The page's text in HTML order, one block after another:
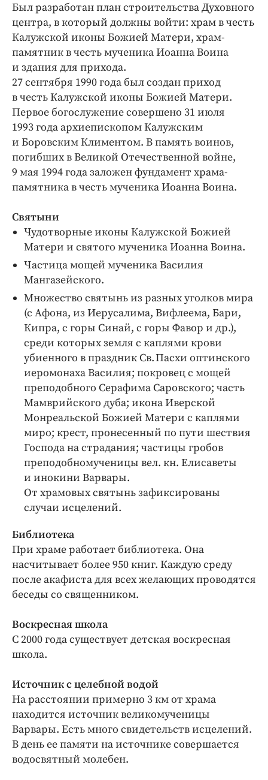
Издания
Медиаперсона
Интересное чтиво
Клиника года
Бренд года
Работодатель года
Был разработан план строительства Духовного
центра, в который должны войти: храм в честь
Калужской иконы Божией Матери, храм-
памятник в честь мученика Иоанна Воина
и здания для прихода.
27 сентября 1990 года был создан приход
в честь Калужской иконы Божией Матери.
Первое богослужение совершено 31 июля
1993 года архиепископом Калужским
и Боровским Климентом. В память воинов,
погибших в Великой Отечественной войне,
9 мая 1994 года заложен фундамент храма-
памятника в честь мученика Иоанна Воина.
Святыни
Чудотворные иконы Калужской Божией
Матери и святого мученика Иоанна Воина.
Частица мощей мученика Василия
Мангазейского.
Множество святынь из разных уголков мира
(с Афона, из Иерусалима, Вифлеема, Бари,
Кипра, с горы Синай, с горы Фавор и др.),
среди которых земля с каплями крови
убиенного в праздник Св. Пасхи оптинского
иеромонаха Василия; покровец с мощей
преподобного Серафима Саровского; часть
Мамврийского дуба; икона Иверской
Монреальской Божией Матери с каплями
миро; крест, пронесенный по пути шествия
Господа на страдания; частицы гробов
преподобномученицы вел. кн. Елисаветы
и инокини Варвары.
От храмовых святынь зафиксированы
случаи исцелений.
Библиотека
При храме работает библиотека. Она
насчитывает более 950 книг. Каждую среду
после акафиста для всех желающих проводятся
беседы со священником.
Воскресная школа
С 2000 года существует детская воскресная
школа.
Источник с целебной водой
На расстоянии примерно 3 км от храма
находится источник великомученицы
Варвары. Есть много свидетельств исцелений.
В день ее памяти на источнике совершается
водосвятный молебен.